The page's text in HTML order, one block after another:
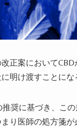
正案においてCBD
に明け渡すことに
奨に基づき、こ
り医師の処方箋